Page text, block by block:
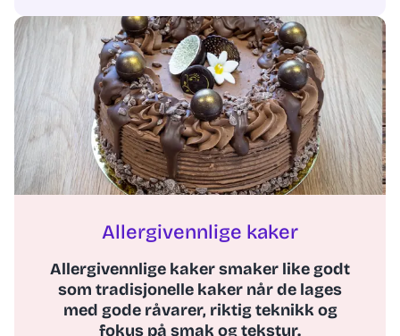
Allergivennlige kaker
Allergivennlige kaker smaker like godt
som tradisjonelle kaker når de lages
med gode råvarer, riktig teknikk og
fokus på smak og tekstur.